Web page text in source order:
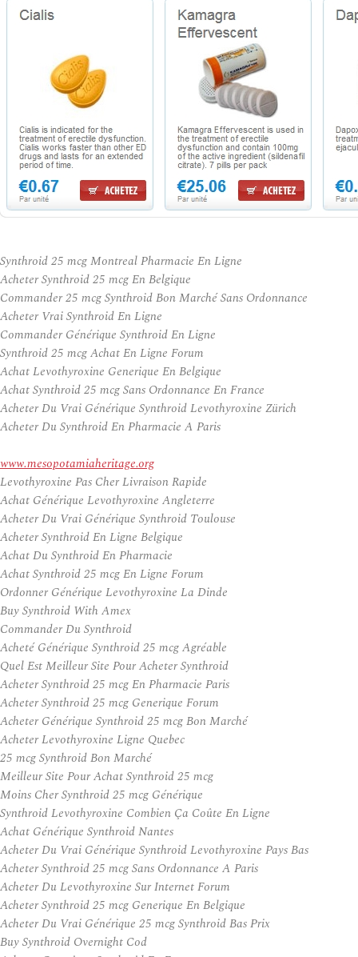
Synthroid 25 mcg Montreal Pharmacie En Ligne
Acheter Synthroid 25 mcg En Belgique
Commander 25 mcg Synthroid Bon Marché Sans Ordonnance
Acheter Vrai Synthroid En Ligne
Commander Générique Synthroid En Ligne
Synthroid 25 mcg Achat En Ligne Forum
Achat Levothyroxine Generique En Belgique
Achat Synthroid 25 mcg Sans Ordonnance En France
Acheter Du Vrai Générique Synthroid Levothyroxine Zürich
Acheter Du Synthroid En Pharmacie A Paris
www.mesopotamiaheritage.org
Levothyroxine Pas Cher Livraison Rapide
Achat Générique Levothyroxine Angleterre
Acheter Du Vrai Générique Synthroid Toulouse
Acheter Synthroid En Ligne Belgique
Achat Du Synthroid En Pharmacie
Achat Synthroid 25 mcg En Ligne Forum
Ordonner Générique Levothyroxine La Dinde
Buy Synthroid With Amex
Commander Du Synthroid
Acheté Générique Synthroid 25 mcg Agréable
Quel Est Meilleur Site Pour Acheter Synthroid
Acheter Synthroid 25 mcg En Pharmacie Paris
Acheter Synthroid 25 mcg Generique Forum
Acheter Générique Synthroid 25 mcg Bon Marché
Acheter Levothyroxine Ligne Quebec
25 mcg Synthroid Bon Marché
Meilleur Site Pour Achat Synthroid 25 mcg
Moins Cher Synthroid 25 mcg Générique
Synthroid Levothyroxine Combien Ça Coûte En Ligne
Achat Générique Synthroid Nantes
Acheter Du Vrai Générique Synthroid Levothyroxine Pays Bas
Acheter Synthroid 25 mcg Sans Ordonnance A Paris
Acheter Du Levothyroxine Sur Internet Forum
Acheter Synthroid 25 mcg Generique En Belgique
Acheter Du Vrai Générique 25 mcg Synthroid Bas Prix
Buy Synthroid Overnight Cod